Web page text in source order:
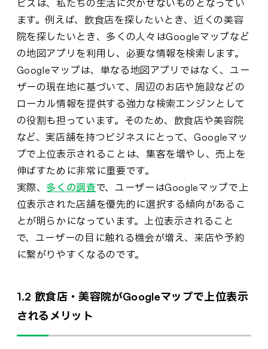
ビスは、私たちの生活に欠かせないものとなってい
ます。例えば、飲食店を探したいとき、近くの美容
院を探したいとき、多くの人々はGoogleマップなど
の地図アプリを利用し、必要な情報を検索します。
Googleマップは、単なる地図アプリではなく、ユー
ザーの現在地に基づいて、周辺のお店や施設などの
ローカル情報を提供する強力な検索エンジンとして
の役割も担っています。そのため、飲食店や美容院
など、実店舗を持つビジネスにとって、Googleマッ
プで上位表示されることは、集客を増やし、売上を
伸ばすために非常に重要です。
実際、 多くの調査で、ユーザーはGoogleマップで上
位表示された店舗を優先的に選択する傾向があるこ
とが明らかになっています。上位表示されること
で、ユーザーの目に触れる機会が増え、来店や予約
に繋がりやすくなるのです。
1.2 飲食店・美容院がGoogleマップで上位表示
されるメリット